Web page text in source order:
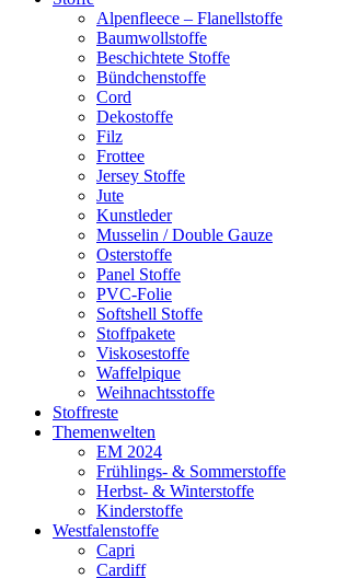
Alpenfleece – Flanellstoffe
Baumwollstoffe
Beschichtete Stoffe
Bündchenstoffe
Cord
Dekostoffe
Filz
Frottee
Jersey Stoffe
Jute
Kunstleder
Musselin / Double Gauze
Osterstoffe
Panel Stoffe
PVC-Folie
Softshell Stoffe
Stoffpakete
Viskosestoffe
Waffelpique
Weihnachtsstoffe
Stoffreste
Themenwelten
EM 2024
Frühlings- & Sommerstoffe
Herbst- & Winterstoffe
Kinderstoffe
Westfalenstoffe
Capri
Cardiff